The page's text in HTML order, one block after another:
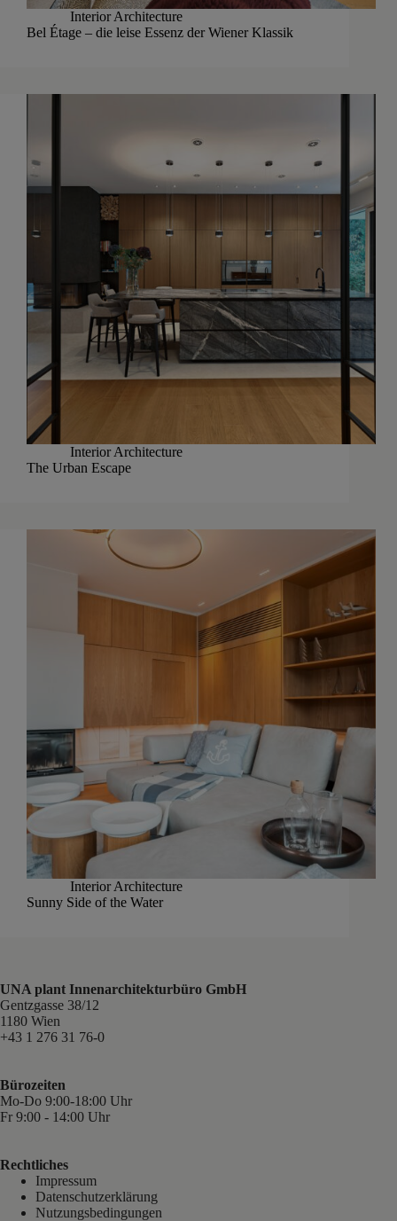
Interior Architecture
Bel Étage – die leise Essenz der Wiener Klassik
Interior Architecture
The Urban Escape
Interior Architecture
Sunny Side of the Water
UNA plant Innenarchitekturbüro GmbH
Gentzgasse 38/12
1180 Wien
+43 1 276 31 76-0
Bürozeiten
Mo-Do 9:00-18:00 Uhr
Fr 9:00 - 14:00 Uhr
Rechtliches
Impressum
Datenschutzerklärung
Nutzungsbedingungen